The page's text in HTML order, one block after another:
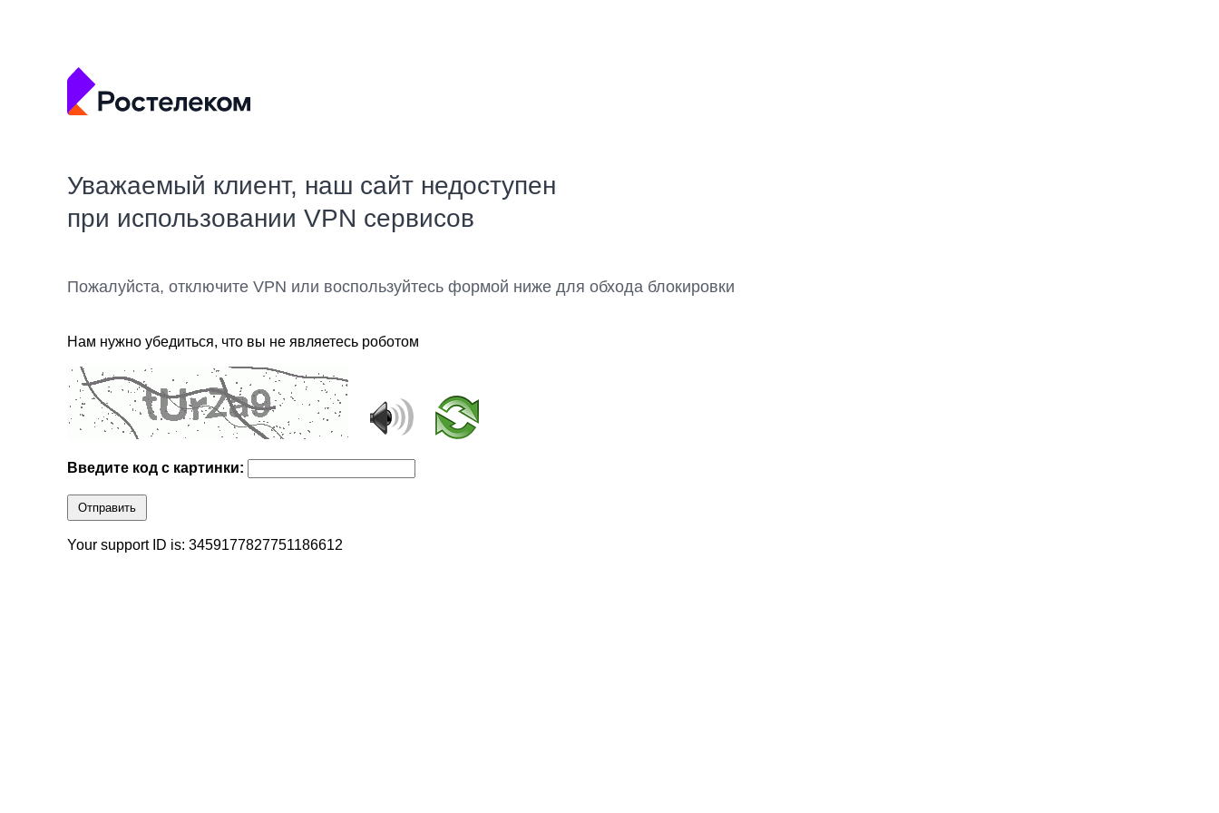
Уважаемый клиент, наш сайт недоступен
при использовании VPN сервисов
Пожалуйста, отключите VPN или воспользуйтесь формой ниже для обхода блокировки
Нам нужно убедиться, что вы не являетесь роботом
Введите код с картинки:
Отправить
Your support ID is: 3459177827751186612